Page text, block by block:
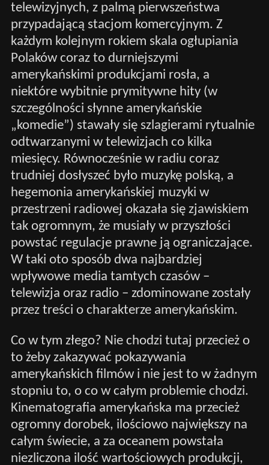
telewizyjnych, z palmą pierwszeństwa
przypadającą stacjom komercyjnym. Z
każdym kolejnym rokiem skala ogłupiania
Polaków coraz to durniejszymi
amerykańskimi produkcjami rosła, a
niektóre wybitnie prymitywne hity (w
szczególności słynne amerykańskie
„komedie”) stawały się szlagierami rytualnie
odtwarzanymi w telewizjach co kilka
miesięcy. Równocześnie w radiu coraz
trudniej dosłyszeć było muzykę polską, a
hegemonia amerykańskiej muzyki w
przestrzeni radiowej okazała się zjawiskiem
tak ogromnym, że musiały w przyszłości
powstać regulacje prawne ją ograniczające.
W taki oto sposób dwa najbardziej
wpływowe media tamtych czasów –
telewizja oraz radio – zdominowane zostały
przez treści o charakterze amerykańskim.
Co w tym złego? Nie chodzi tutaj przecież o
to żeby zakazywać pokazywania
amerykańskich filmów i nie jest to w żadnym
stopniu to, o co w całym problemie chodzi.
Kinematografia amerykańska ma przecież
ogromny dorobek, ilościowo największy na
całym świecie, a za oceanem powstała
niezliczona ilość wartościowych produkcji,